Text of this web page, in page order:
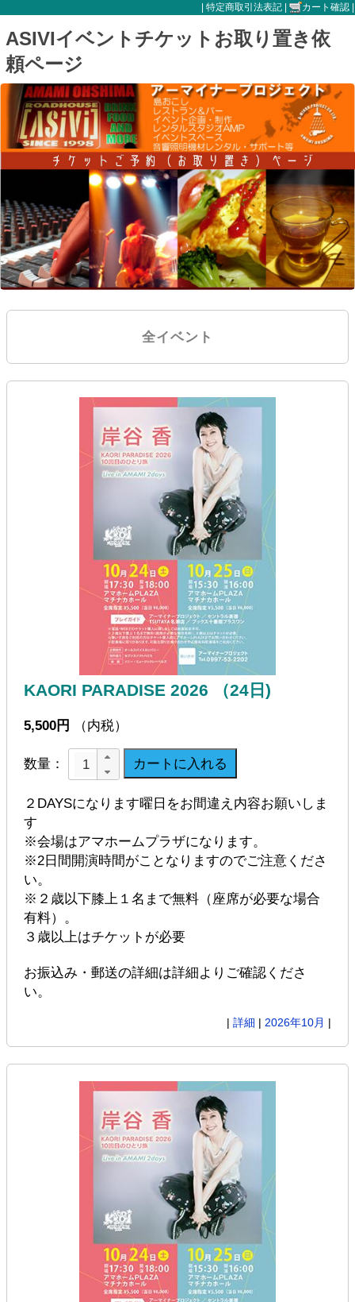
特定商取引法表記 カート確認
ASIVIイベントチケットお取り置き依
頼ページ
全イベント
KAORI PARADISE 2026 （24日)
5,500円 （内税）
数量：
２DAYSになります曜日をお間違え内容お願いしま
す
※会場はアマホームプラザになります。
※2日間開演時間がことなりますのでご注意くださ
い。
※２歳以下膝上１名まで無料（座席が必要な場合
有料）。
３歳以上はチケットが必要
お振込み・郵送の詳細は詳細よりご確認くださ
い。
|詳細 | 2026年10月 |